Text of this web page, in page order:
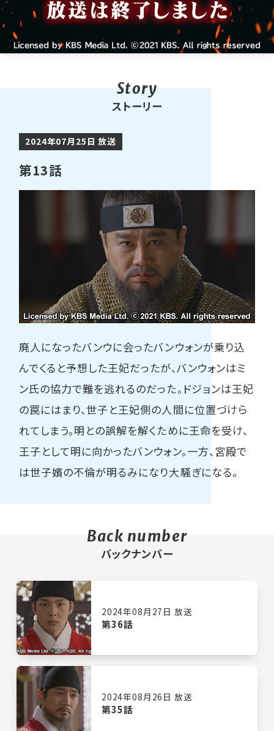
ストーリー
2024年07月25日 放送
第13話
廃人になったバンウに会ったバンウォンが乗り込
んでくると予想した王妃だったが、バンウォンはミ
ン氏の協力で難を逃れるのだった。ドジョンは王妃
の罠にはまり、世子と王妃側の人間に位置づけら
れてしまう。明との誤解を解くために王命を受け、
王子として明に向かったバンウォン。一方、宮殿で
は世子嬪の不倫が明るみになり大騒ぎになる。
バックナンバー
2024年08月27日 放送
第36話
2024年08月26日 放送
第35話